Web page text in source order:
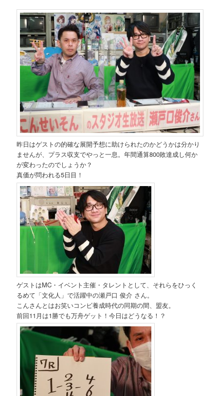
昨日はゲストの的確な展開予想に助けられたのかどうかは分かり
ませんが、プラス収支でやっと一息。年間通算800敗達成し何か
が変わったのでしょうか？
真価が問われる5日目！
ゲストはMC・イベント主催・タレントとして、それらをひっく
るめて「文化人」で活躍中の瀬戸口 俊介 さん。
こんさんとはお笑いコンビ養成時代の同期の間、盟友。
前回11月は1勝でも万舟ゲット！今日はどうなる！？